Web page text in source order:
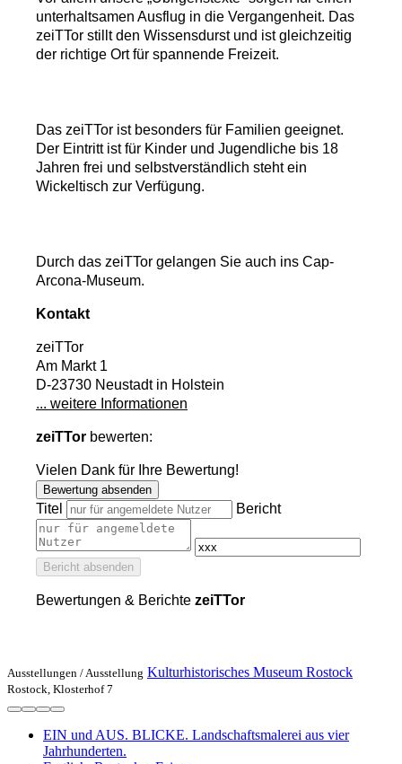
unterhaltsamen Ausflug in die Vergangenheit. Das
zeiTTor stillt den Wissensdurst und ist gleichzeitig
der richtige Ort für spannende Freizeit.
Das zeiTTor ist besonders für Familien geeignet.
Der Eintritt ist für Kinder und Jugendliche bis 18
Jahren frei und selbstverständlich steht ein
Wickeltisch zur Verfügung.
Durch das zeiTTor gelangen Sie auch ins Cap-
Arcona-Museum.
Kontakt
zeiTTor
Am Markt 1
D-23730 Neustadt in Holstein
... weitere Informationen
zeiTTor bewerten:
Vielen Dank für Ihre Bewertung!
Bewertung absenden
Titel Bericht
Bericht absenden
Bewertungen & Berichte zeiTTor
Ausstellungen / Ausstellung Kulturhistorisches Museum Rostock
Rostock, Klosterhof 7
EIN und AUS. BLICKE. Landschaftsmalerei aus vier
Jahrhunderten.